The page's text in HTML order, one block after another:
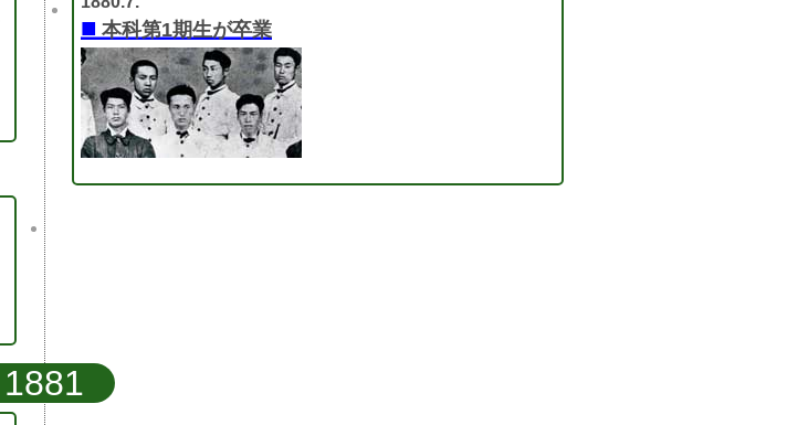
■ 本科第1期生が卒業
1881